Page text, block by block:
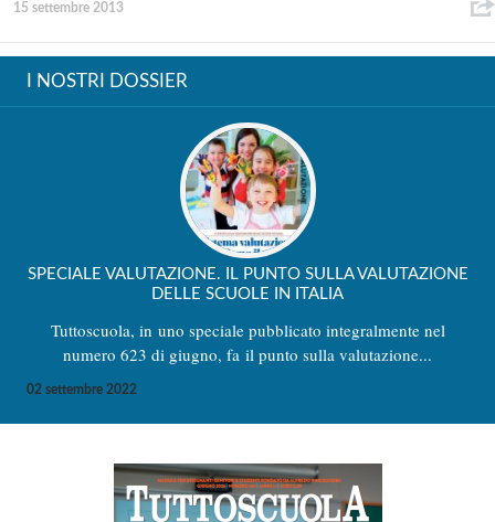
15 settembre 2013
I NOSTRI DOSSIER
SPECIALE VALUTAZIONE. IL PUNTO SULLA VALUTAZIONE
DELLE SCUOLE IN ITALIA
Tuttoscuola, in uno speciale pubblicato integralmente nel
numero 623 di giugno, fa il punto sulla valutazione...
02 settembre 2022